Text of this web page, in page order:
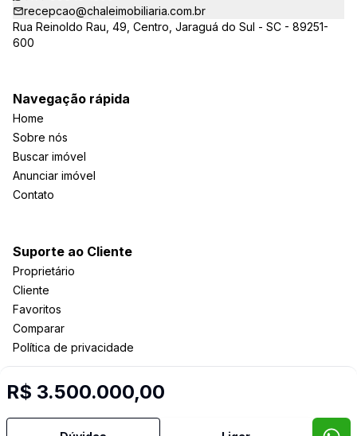
R$ 3.500.000,00
recepcao@chaleimobiliaria.com.br
Rua Reinoldo Rau, 49, Centro, Jaraguá do Sul - SC - 89251-
600
Navegação rápida
Home
Sobre nós
Buscar imóvel
Anunciar imóvel
Contato
Suporte ao Cliente
Proprietário
Cliente
Favoritos
Comparar
Política de privacidade
Selo de Tecnologia Loft